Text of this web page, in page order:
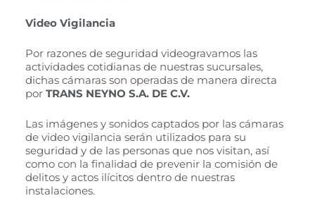
Video Vigilancia
Por razones de seguridad videogravamos las
actividades cotidianas de nuestras sucursales,
dichas cámaras son operadas de manera directa
por TRANS NEYNO S.A. DE C.V.
Las imágenes y sonidos captados por las cámaras
de video vigilancia serán utilizados para su
seguridad y de las personas que nos visitan, así
como con la finalidad de prevenir la comisión de
delitos y actos ilícitos dentro de nuestras
instalaciones.